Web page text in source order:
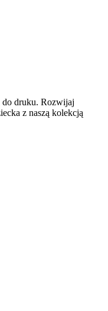
druku. Rozwijaj
z naszą kolekcją